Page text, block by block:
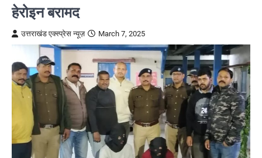
हेरोइन बरामद
उत्तराखंड एक्स्प्रेस न्यूज़ March 7, 2025